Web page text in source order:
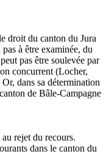
droit du canton du Jura
à être examinée, du
pas être soulevée par
concurrent (Locher,
dans sa détermination
de Bâle-Campagne
rejet du recours.
dans le canton du